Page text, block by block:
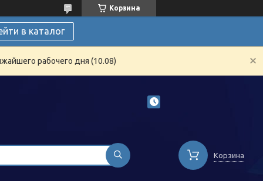
Корзина
в каталог
рабочего дня (10.08)
Корзина